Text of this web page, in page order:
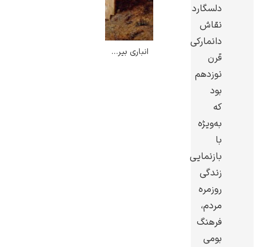
ونسان ون گوگ
دلسگارد
نقاش
دانمارکی
قرن
نوزدهم
بود
که
به‌ویژه
با
بازنمایی
زندگی
روزمره
مردم،
فرهنگ
بومی
انباری بیرون از خانه – کریستین دلسگارد